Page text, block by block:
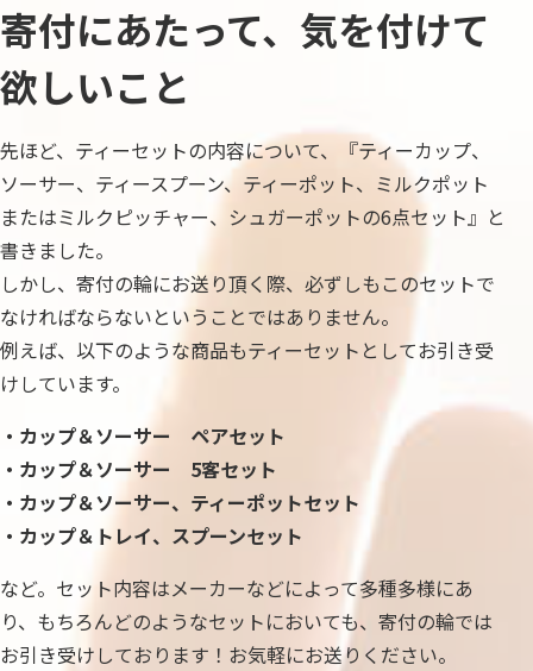
寄付にあたって、気を付けて
欲しいこと
先ほど、ティーセットの内容について、『ティーカップ、
ソーサー、ティースプーン、ティーポット、ミルクポット
またはミルクピッチャー、シュガーポットの6点セット』と
書きました。
しかし、寄付の輪にお送り頂く際、必ずしもこのセットで
なければならないということではありません。
例えば、以下のような商品もティーセットとしてお引き受
けしています。
・カップ＆ソーサー ペアセット
・カップ＆ソーサー 5客セット
・カップ＆ソーサー、ティーポットセット
・カップ＆トレイ、スプーンセット
など。セット内容はメーカーなどによって多種多様にあ
り、もちろんどのようなセットにおいても、寄付の輪では
お引き受けしております！お気軽にお送りください。